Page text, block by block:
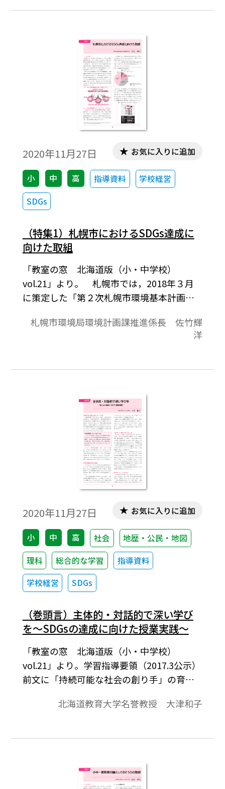
える。
2020年11月27日
小 中 高 指導資料
学校経営
SDGs
お気に入りに追加
（特集1）札幌市におけるSDGs達成に
向けた取組
「教室の窓 北海道版（小・中学校）
vol.21」より。 札幌市では，2018年３月
に策定した「第２次札幌市環境基本計画」
続可能な開発目標）達成に向けて取り組む
こととなった。本計画では，「次世代の子
『環境首都・SAPPORO』」を将来像とし，
することで，SDGs達成にもつなげていくこ
とを位置付けた。特に近年の気候変動をは
じめとする環境問題は，地球温暖化の影響
による大型の台風や干ばつなどによる世界
的な気象災害の増加により，経済的被害や
それに伴う貧困の悪化や健康被害など，
我々が消費する資源やエネルギーによる影
響が環境分野にとどまらないグローバルな
課題につながっており，SDGsはこのような
を得るための非常に重要な目標となってい
る。
札幌市環境局環境計画課推進係長 佐竹輝
洋
2020年11月27日
小 中 高 社会
地歴・公民・地図
理科
総合的な学習
指導資料
学校経営
SDGs
お気に入りに追加
（巻頭言）主体的・対話的で深い学び
を～SDGsの達成に向けた授業実践～
「教室の窓 北海道版（小・中学校）
vol.21」より。学習指導要領（2017.3公示）
前文に「持続可能な社会の創り手」の育成
育（ESD）」の重要性があらためて指摘され
続可能な開発目標（SDGs）」の達成に貢献
な目標からなるSDGsを意識したり明示する
ことにより，きわめて広い学習領域をもつ
北海道教育大学名誉教授 大津和子